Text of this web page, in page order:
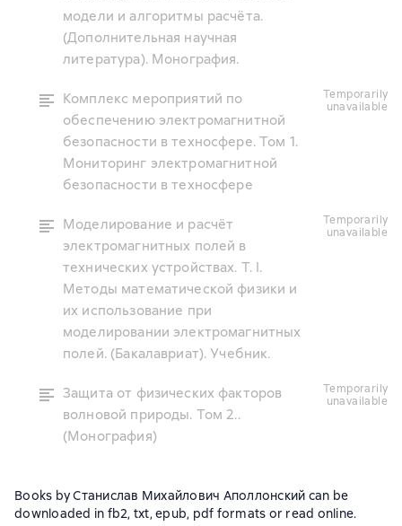
модели и алгоритмы расчёта.
(Дополнительная научная
литература). Монография.
Комплекс мероприятий по
обеспечению электромагнитной
безопасности в техносфере. Том 1.
Мониторинг электромагнитной
безопасности в техносфере
temporarily
unavailable
Моделирование и расчёт
электромагнитных полей в
технических устройствах. Т. I.
Методы математической физики и
их использование при
моделировании электромагнитных
полей. (Бакалавриат). Учебник.
temporarily
unavailable
Защита от физических факторов
волновой природы. Том 2..
(Монография)
temporarily
unavailable
Books by Станислав Михайлович Аполлонский can be
downloaded in fb2, txt, epub, pdf formats or read online.